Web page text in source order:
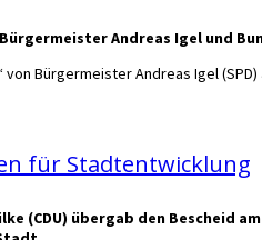
Andreas Igel und
von Bürgermeister Andreas Igel
für Stadtentwicklung
(CDU) übergab den Bescheid